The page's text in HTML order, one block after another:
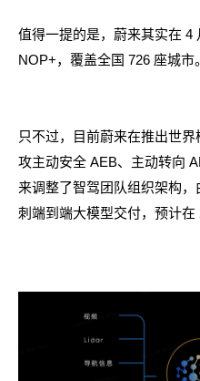
值得一提的是，蔚来其实在 4
NOP+，覆盖全国 726 座城市。
只不过，目前蔚来在推出世
攻主动安全 AEB、主动转向
来调整了智驾团队组织架构
刺端到端大模型交付，预计在